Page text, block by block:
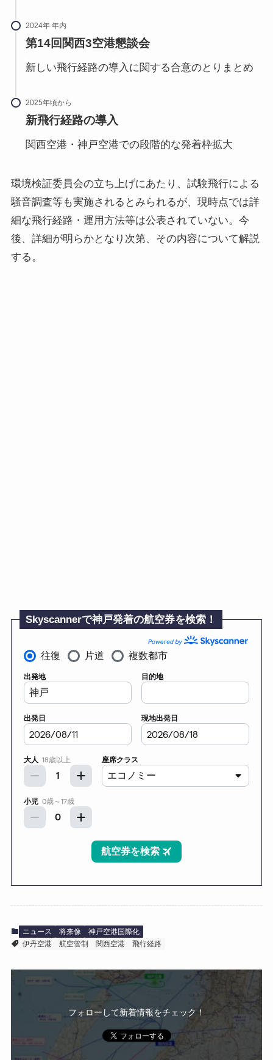
2024年 年内
第14回関西3空港懇談会
新しい飛行経路の導入に関する合意のとりまとめ
2025年頃から
新飛行経路の導入
関西空港・神戸空港での段階的な発着枠拡大
環境検証委員会の立ち上げにあたり、試験飛行による
騒音調査等も実施されるとみられるが、現時点では詳
細な飛行経路・運用方法等は公表されていない。今
後、詳細が明らかとなり次第、その内容について解説
する。
Skyscannerで神戸発着の航空券を検索！
ニュース 将来像
神戸空港国際化
伊丹空港
航空管制 関西空港 飛行経路
フォローして新着情報をチェック！